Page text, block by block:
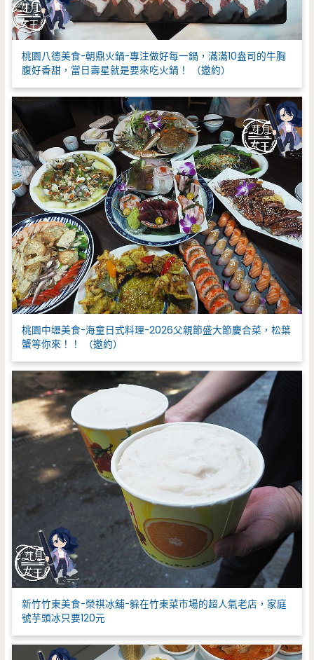
桃園八德美食-朝鼎火鍋-專注做好每一鍋，滿滿10盎司的牛胸
腹好香甜，當日壽星就是要來吃火鍋！ （邀約）
桃園中壢美食-海童日式料理-2026父親節盛大節慶合菜，松葉
蟹等你來！！ （邀約）
新竹竹東美食-榮祺冰舖-躲在竹東菜市場的超人氣老店，家庭
號芋頭冰只要120元